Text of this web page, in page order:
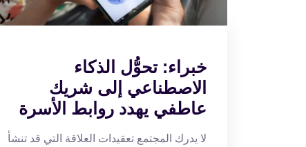
خبراء: تحوُّل الذكاء
الاصطناعي إلى شريك
عاطفي يهدد روابط الأسرة
لا يدرك المجتمع تعقيدات العلاقة التي قد تنشأ